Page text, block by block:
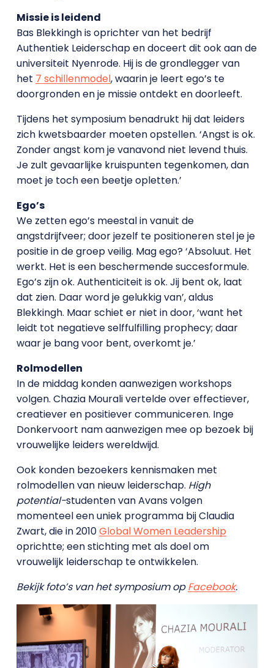
Missie is leidend
Bas Blekkingh is oprichter van het bedrijf
Authentiek Leiderschap en doceert dit ook aan de
universiteit Nyenrode. Hij is de grondlegger van
het 7 schillenmodel, waarin je leert ego’s te
doorgronden en je missie ontdekt en doorleeft.
Tijdens het symposium benadrukt hij dat leiders
zich kwetsbaarder moeten opstellen. ‘Angst is ok.
Zonder angst kom je vanavond niet levend thuis.
Je zult gevaarlijke kruispunten tegenkomen, dan
moet je toch een beetje opletten.’
Ego’s
We zetten ego’s meestal in vanuit de
angstdrijfveer; door jezelf te positioneren stel je je
positie in de groep veilig. Mag ego? ‘Absoluut. Het
werkt. Het is een beschermende succesformule.
Ego’s zijn ok. Authenticiteit is ok. Jij bent ok, laat
dat zien. Daar word je gelukkig van’, aldus
Blekkingh. Maar schiet er niet in door, ‘want het
leidt tot negatieve selffulfilling prophecy; daar
waar je bang voor bent, overkomt je.’
Rolmodellen
In de middag konden aanwezigen workshops
volgen. Chazia Mourali vertelde over effectiever,
creatiever en positiever communiceren. Inge
Donkervoort nam aanwezigen mee op bezoek bij
vrouwelijke leiders wereldwijd.
Ook konden bezoekers kennismaken met
rolmodellen van nieuw leiderschap. High
potential-studenten van Avans volgen
momenteel een uniek programma bij Claudia
Zwart, die in 2010Global Women Leadership
oprichtte; een stichting met als doel om
vrouwelijk leiderschap te ontwikkelen.
Bekijk foto’s van het symposium opFacebook.